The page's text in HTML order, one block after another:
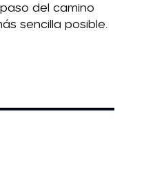
del camino
sencilla posible.